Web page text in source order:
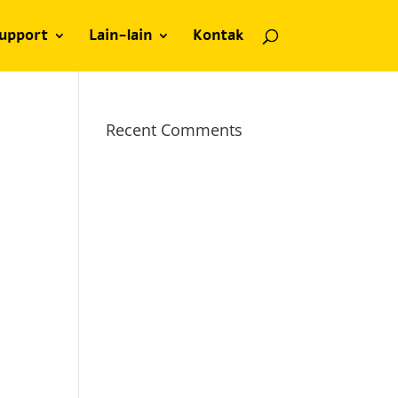
Lain-lain Kontak
Recent Comments